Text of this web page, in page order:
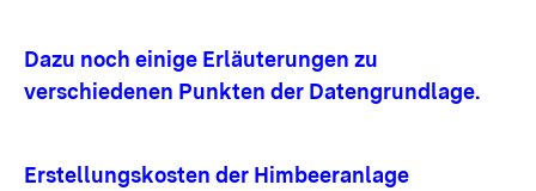
Dazu noch einige Erläuterungen zu
verschiedenen Punkten der Datengrundlage.
Erstellungskosten der Himbeeranlage